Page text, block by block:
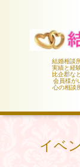
結婚相談
実績と経
比企郡な
会員様が
心の相談
イベ